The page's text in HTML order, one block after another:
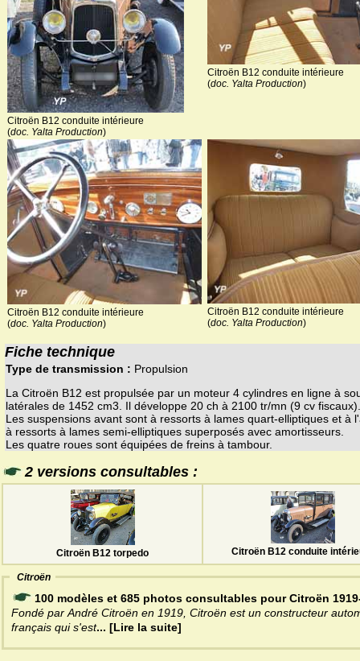
Citroën B12 conduite intérieure
(doc. Yalta Production)
Citroën B12 conduite intérieure
(doc. Yalta Production)
Citroën B12 conduite intérieure
(doc. Yalta Production)
Citroën B12 conduite intérieure
(doc. Yalta Production)
Fiche technique
Type de transmission : Propulsion
La Citroën B12 est propulsée par un moteur 4 cylindres en ligne à
latérales de 1452 cm3. Il développe 20 ch à 2100 tr/mn (9 cv fiscaux).
Les suspensions avant sont à ressorts à lames quart-elliptiques et à
à ressorts à lames semi-elliptiques superposés avec amortisseurs.
Les quatre roues sont équipées de freins à tambour.
2 versions consultables :
Citroën B12 torpedo Citroën B12 conduite
Citroën
100 modèles et 685 photos consultables pour Citroën
Fondé par André Citroën en 1919, Citroën est un constructeur
français qui s'est... [Lire la suite]